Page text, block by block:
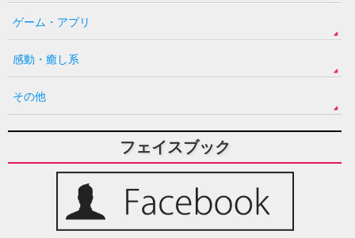
ゲーム・アプリ
感動・癒し系
その他
フェイスブック